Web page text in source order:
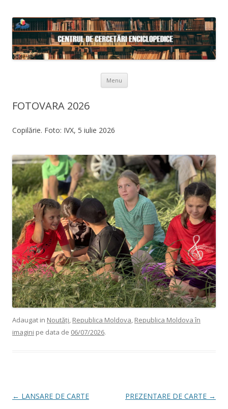
Menu Skip to content
FOTOVARA 2026
Copilărie. Foto: IVX, 5 iulie 2026
Adaugat in Noutăți, Republica Moldova, Republica Moldova în
imagini pe data de 06/07/2026.
Post navigation
← LANSARE DE CARTE PREZENTARE DE CARTE →